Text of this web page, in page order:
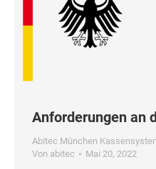
Anforderungen an
Abitec München
Von abitec Mai 20, 2022